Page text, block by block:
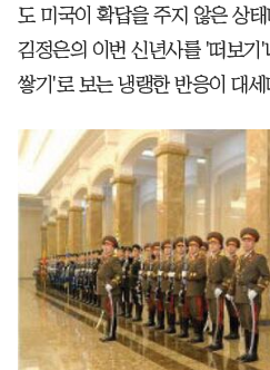
도 미국이 확답을 주지 않은 상
김정은의 이번 신년사를 '떠보기
쌓기'로 보는 냉랭한 반응이 대세